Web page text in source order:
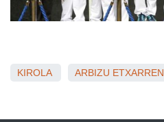
KIROLA ARBIZU ETXARREN